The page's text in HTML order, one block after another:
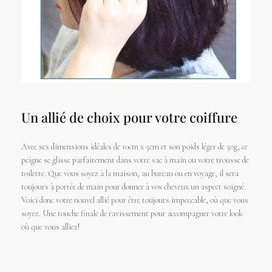
Un allié de choix pour votre coiffure
Avec ses dimensions idéales de 10cm x 5cm et son poids léger de 50g, ce
peigne se glisse parfaitement dans votre sac à main ou votre trousse de
toilette. Que vous soyez à la maison, au bureau ou en voyage, il sera
toujours à portée de main pour donner à vos cheveux un aspect soigné.
Voici donc votre nouvel allié pour être toujours impeccable, où que vous
soyez. Une touche finale de ravissement pour accompagner votre look
où que vous alliez!